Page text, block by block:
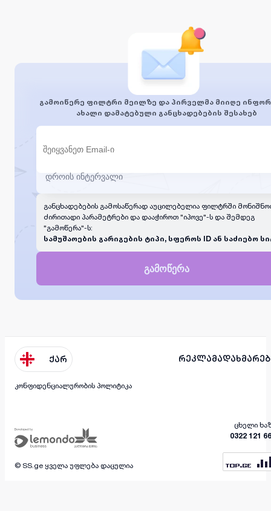
გამოიწერე ფილტრი მეილზე და პირველმა მიიღე
ახალი დამატებული განცხადებების შესახებ
განცხადებების გამოსაწერად აუცილებელია ფილტრში
ძირითადი პარამეტრები და დააჭიროთ "იპოვე"-ს და შემდეგ
"გამოწერა"-ს:
სამუშაოების გარიგების ტიპი, სფეროს ID ან საძიებო
გამოწერა
ქარ რეკლამა
კონფიდენციალურობის პოლიტიკა
ცხელი
0322 121
© SS.ge ყველა უფლება დაცულია